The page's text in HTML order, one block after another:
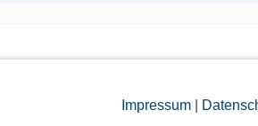
Impressum|